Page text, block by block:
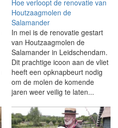
Hoe verloopt de renovatie van
Houtzaagmolen de
Salamander
In mei is de renovatie gestart
van Houtzaagmolen de
Salamander in Leidschendam.
Dit prachtige icoon aan de vliet
heeft een opknapbeurt nodig
om de molen de komende
jaren weer veilig te laten...